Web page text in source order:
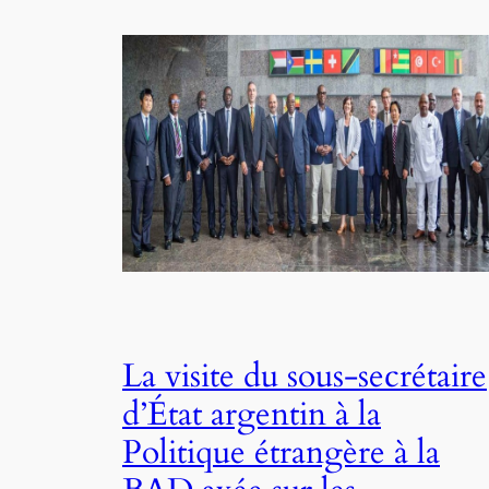
La visite du sous-secrétaire
d’État argentin à la
Politique étrangère à la